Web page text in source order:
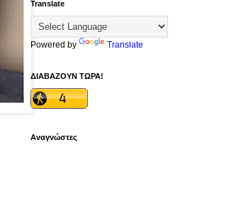
Translate
Powered by Translate
ΔΙΑΒΑΖΟΥΝ ΤΩΡΑ!
Αναγνώστες